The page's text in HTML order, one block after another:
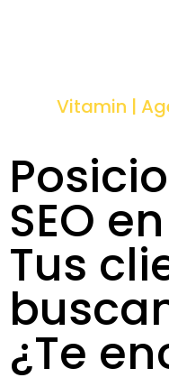
Vitamin |
SEO
Tus
¿Te